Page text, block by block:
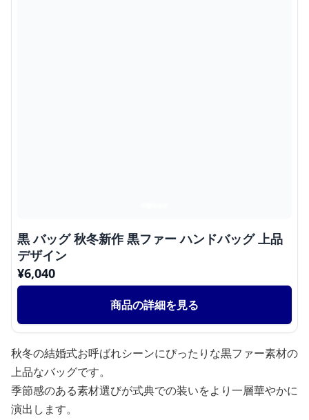
黒 バッグ 秋冬新作 黒ファー ハンドバッグ 上品
デザイン
¥6,040
商品の詳細を見る
秋冬の結婚式お呼ばれシーンにぴったりな黒ファー素材の
上品なバッグです。
季節感のある素材選びが式典での装いをより一層華やかに
演出します。